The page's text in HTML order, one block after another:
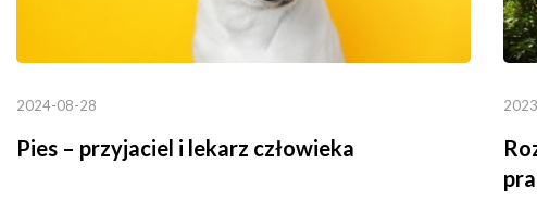
2024-08-28
Pies – przyjaciel i lekarz człowieka